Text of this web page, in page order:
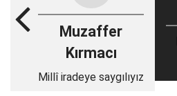
Muzaffer
Kırmacı
Millî iradeye saygılıyız